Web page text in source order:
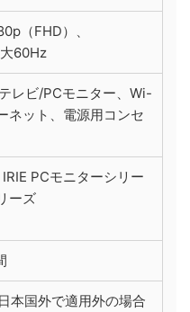
（FHD）、
60Hz
レビ/PCモニター、Wi-
ネット、電源用コンセ
PCモニターシリー
ーズ
本国外で適用外の場合